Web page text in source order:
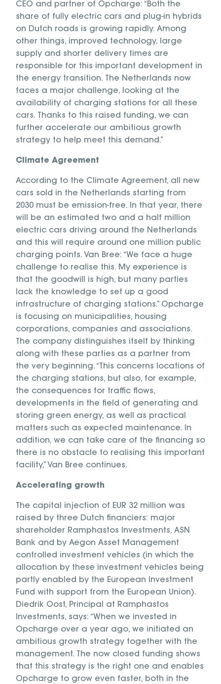
CEO and partner of Opcharge: “Both the
share of fully electric cars and plug-in hybrids
on Dutch roads is growing rapidly. Among
other things, improved technology, large
supply and shorter delivery times are
responsible for this important development in
the energy transition. The Netherlands now
faces a major challenge, looking at the
availability of charging stations for all these
cars. Thanks to this raised funding, we can
further accelerate our ambitious growth
strategy to help meet this demand.”
Climate Agreement
According to the Climate Agreement, all new
cars sold in the Netherlands starting from
2030 must be emission-free. In that year, there
will be an estimated two and a half million
electric cars driving around the Netherlands
and this will require around one million public
charging points. Van Bree: “We face a huge
challenge to realise this. My experience is
that the goodwill is high, but many parties
lack the knowledge to set up a good
infrastructure of charging stations.” Opcharge
is focusing on municipalities, housing
corporations, companies and associations.
The company distinguishes itself by thinking
along with these parties as a partner from
the very beginning. “This concerns locations of
the charging stations, but also, for example,
the consequences for traffic flows,
developments in the field of generating and
storing green energy, as well as practical
matters such as expected maintenance. In
addition, we can take care of the financing so
there is no obstacle to realising this important
facility,” Van Bree continues.
Accelerating growth
The capital injection of EUR 32 million was
raised by three Dutch financiers: major
shareholder Ramphastos Investments, ASN
Bank and by Aegon Asset Management
controlled investment vehicles (in which the
allocation by these investment vehicles being
partly enabled by the European Investment
Fund with support from the European Union).
Diedrik Oost, Principal at Ramphastos
Investments, says: “When we invested in
Opcharge over a year ago, we initiated an
ambitious growth strategy together with the
management. The now closed funding shows
that this strategy is the right one and enables
Opcharge to grow even faster, both in the